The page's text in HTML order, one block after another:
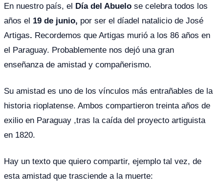
En nuestro país, el Día del Abuelo se celebra todos los
años el 19 de junio, por ser el díadel natalicio de José
Artigas. Recordemos que Artigas murió a los 86 años en
el Paraguay. Probablemente nos dejó una gran
enseñanza de amistad y compañerismo.
Su amistad es uno de los vínculos más entrañables de la
historia rioplatense. Ambos compartieron treinta años de
exilio en Paraguay ,tras la caída del proyecto artiguista
en 1820.
Hay un texto que quiero compartir, ejemplo tal vez, de
esta amistad que trasciende a la muerte: